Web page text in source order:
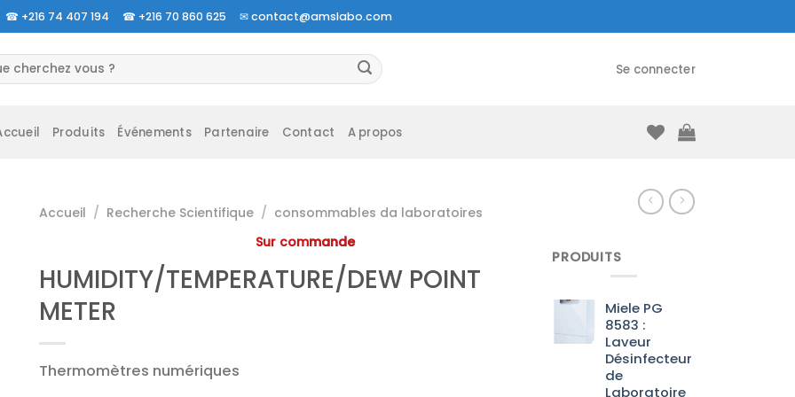
☎ +216 74 407 194 ☎ +216 70 860 625 ✉contact@amslabo.com
Se connecter
Produits Événements Partenaire Contact A propos
Accueil / Recherche Scientifique / consommables da laboratoires
Sur commande
HUMIDITY/TEMPERATURE/DEW POINT
METER
Thermomètres numériques
PRODUITS
Miele PG
8583 :
Laveur
Désinfecteur
de
Laboratoire